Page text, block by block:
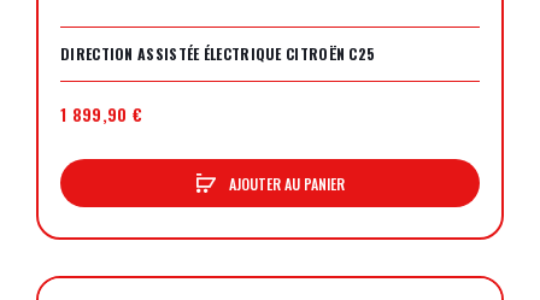
DIRECTION ASSISTÉE ÉLECTRIQUE CITROËN C25
1 899,90 €
AJOUTER AU PANIER